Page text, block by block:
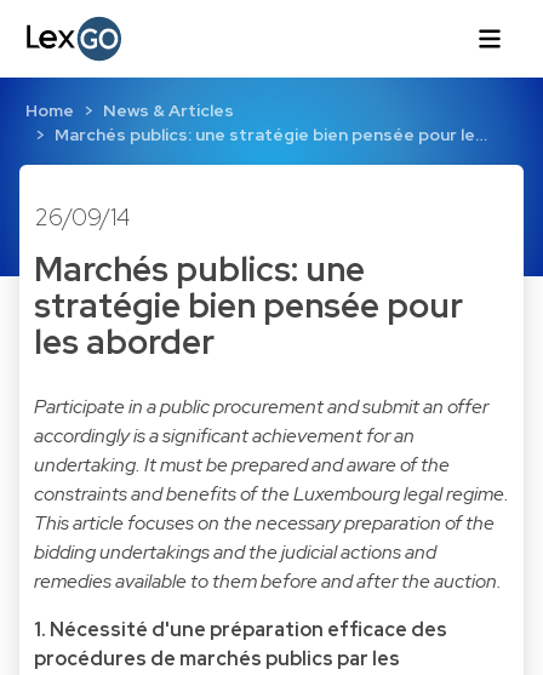
Home
News & Articles
Marchés publics: une stratégie bien pensée pour le…
26/09/14
Marchés publics: une
stratégie bien pensée pour
les aborder
Participate in a public procurement and submit an offer
accordingly is a significant achievement for an
undertaking. It must be prepared and aware of the
constraints and benefits of the Luxembourg legal regime.
This article focuses on the necessary preparation of the
bidding undertakings and the judicial actions and
remedies available to them before and after the auction.
1. Nécessité d'une préparation efficace des
procédures de marchés publics par les